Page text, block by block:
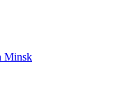
Minsk